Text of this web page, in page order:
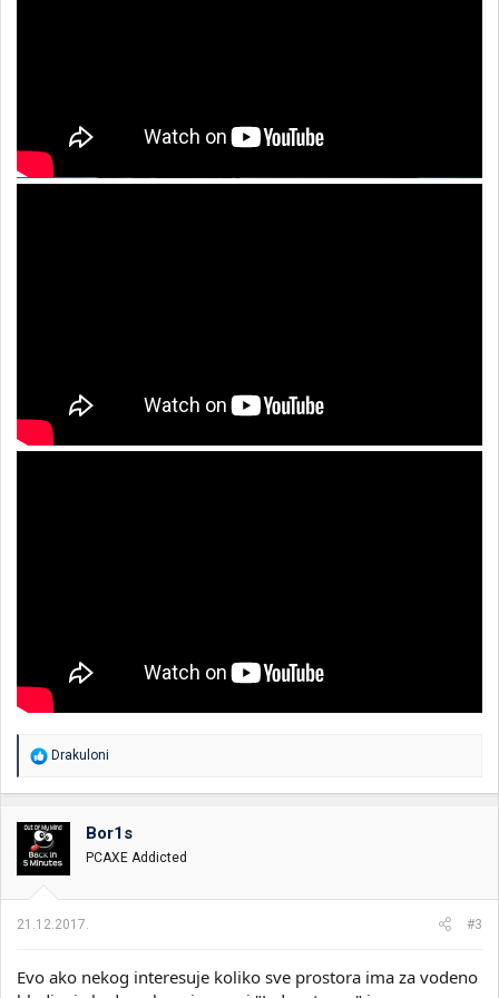
R
o
v
a
n
:
Drakuloni
Bor1s
PCAXE Addicted
21.12.2017. #3
Evo ako nekog interesuje koliko sve prostora ima za vodeno